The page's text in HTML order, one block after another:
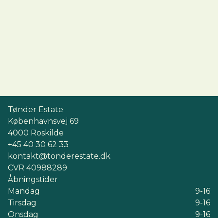
Tønder Estate
Københavnsvej 69
4000 Roskilde
+45 40 30 62 33
kontakt@tonderestate.dk
CVR 40988289
Åbningstider
Mandag
9-16
Tirsdag
9-16
Onsdag
9-16